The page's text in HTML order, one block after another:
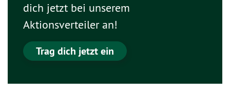
dich jetzt bei unserem
Aktionsverteiler an!
Trag dich jetzt ein